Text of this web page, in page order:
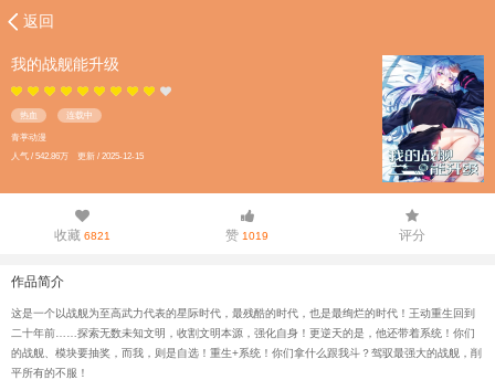
返回
我的战舰能升级
热血 连载中
青葶动漫
人气 / 542.86万 更新 / 2025-12-15
收藏 6821 赞 1019 评分
作品简介
这是一个以战舰为至高武力代表的星际时代，最残酷的时代，也是最绚烂的时代！王动重生回到
二十年前……探索无数未知文明，收割文明本源，强化自身！更逆天的是，他还带着系统！你们
的战舰、模块要抽奖，而我，则是自选！重生+系统！你们拿什么跟我斗？驾驭最强大的战舰，削
平所有的不服！